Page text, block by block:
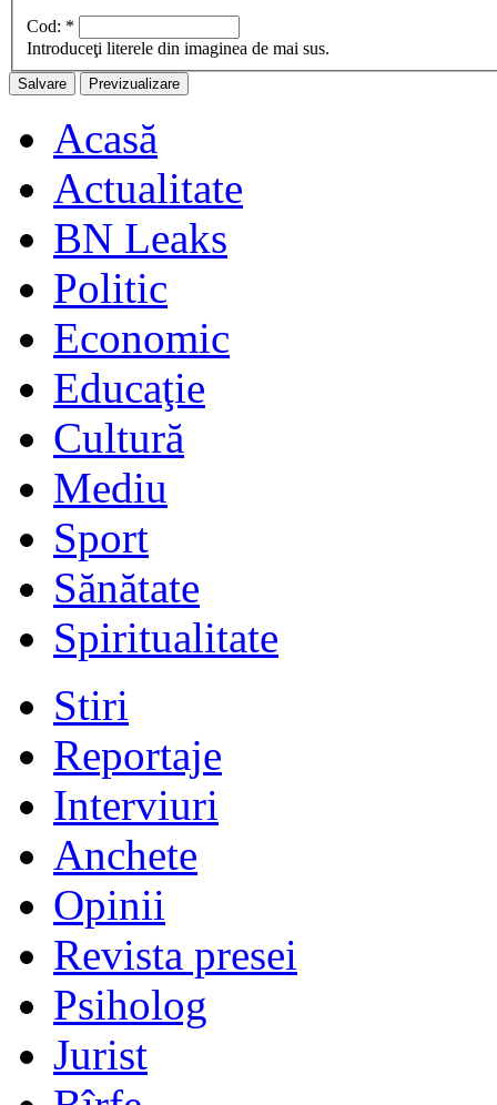
Cod: *
Introduceţi literele din imaginea de mai sus.
Acasă
Actualitate
BN Leaks
Politic
Economic
Educaţie
Cultură
Mediu
Sport
Sănătate
Spiritualitate
Stiri
Reportaje
Interviuri
Anchete
Opinii
Revista presei
Psiholog
Jurist